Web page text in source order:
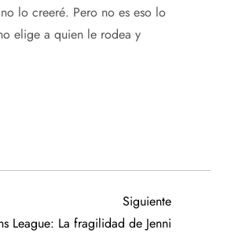
lo creeré. Pero no es eso lo
elige a quien le rodea y
Siguiente
entrada
Siguiente
League: La fragilidad de Jenni